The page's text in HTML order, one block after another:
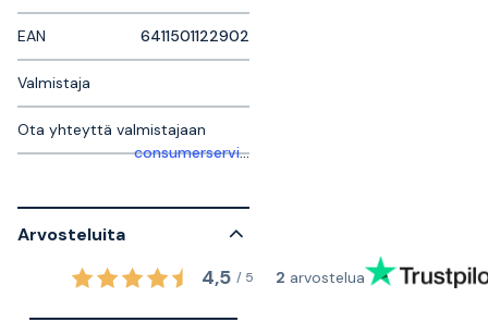
EAN 6411501122902
Valmistaja
Ota yhteyttä valmistajaan
consumerservice.se@fiskars.com
Arvosteluita
4,5 / 5 2 arvostelua